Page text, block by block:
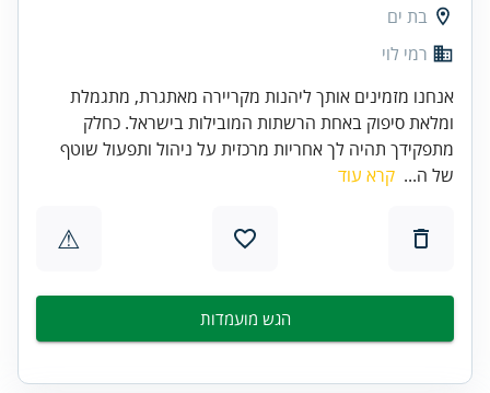
בת ים
רמי לוי
אנחנו מזמינים אותך ליהנות מקריירה מאתגרת, מתגמלת
ומלאת סיפוק באחת הרשתות המובילות בישראל. כחלק
מתפקידך תהיה לך אחריות מרכזית על ניהול ותפעול שוטף
של ה... קרא עוד
⚠
הגש מועמדות